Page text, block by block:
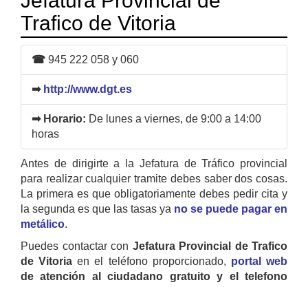
Trafico de Vitoria
☎ 945 222 058 y 060
➡ http://www.dgt.es
➡ Horario: De lunes a viernes, de 9:00 a 14:00
horas
Antes de dirigirte a la Jefatura de Tráfico provincial
para realizar cualquier tramite debes saber dos cosas.
La primera es que obligatoriamente debes pedir cita y
la segunda es que las tasas ya no se puede pagar en
metálico.
Puedes contactar con Jefatura Provincial de Trafico
de Vitoria en el teléfono proporcionado, portal web
de atención al ciudadano gratuito y el telefono